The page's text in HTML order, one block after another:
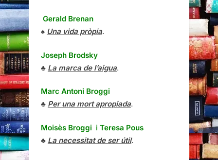
Gerald Brenan
♠ Una vida pròpia.
Joseph Brodsky
♣ La marca de l’aigua.
Marc Antoni Broggi
♣ Per una mort apropiada.
Moisès Broggi i Teresa Pous
♣ La necessitat de ser útil.